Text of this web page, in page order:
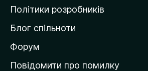
о
і
в
к
Політики розробників
Блог спільноти
Форум
Повідомити про помилку